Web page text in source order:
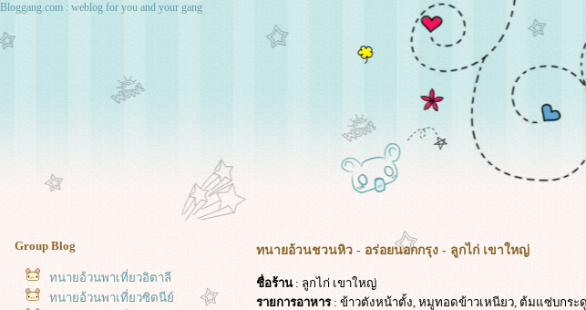
Bloggang.com : weblog for you and your gang
Group Blog
ทนายอ้วนพาเที่ยวอิตาลี
ทนายอ้วนพาเที่ยวซิดนีย์
ทนายอ้วนชวนหิว - อร่อยนอกกรุง - ลูกไก่ เขาใหญ่
ชื่อร้าน: ลูกไก่ เขาใหญ่
รายการอาหาร: ข้าวตังหน้าตั้ง, หมูทอดข้าวเหนียว, ต้มแซ่บกระ